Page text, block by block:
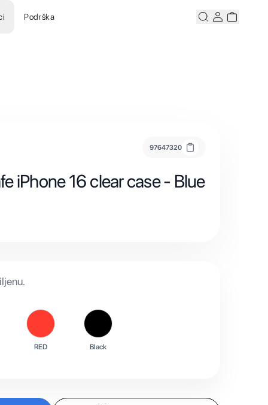
Podrška PretražiKorisnicki
97647320
iPhone 16 clear case - Blue
RED Black